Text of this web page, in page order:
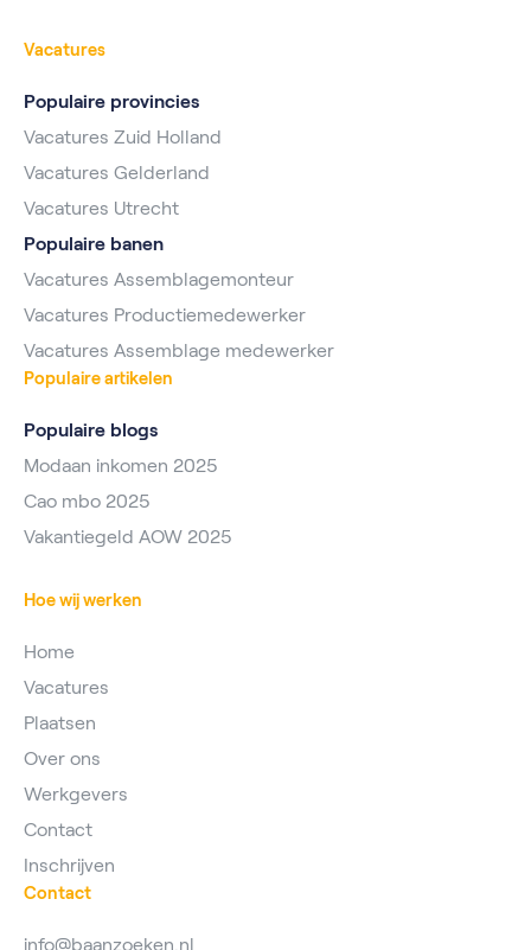
Vacatures
Populaire provincies
Vacatures Zuid Holland
Vacatures Gelderland
Vacatures Utrecht
Populaire banen
Vacatures Assemblagemonteur
Vacatures Productiemedewerker
Vacatures Assemblage medewerker
Populaire artikelen
Populaire blogs
Modaan inkomen 2025
Cao mbo 2025
Vakantiegeld AOW 2025
Hoe wij werken
Home
Vacatures
Plaatsen
Over ons
Werkgevers
Contact
Inschrijven
Contact
info@baanzoeken.nl